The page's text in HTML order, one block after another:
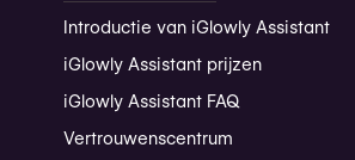
Introductie van iGlowly Assistant
iGlowly Assistant prijzen
iGlowly Assistant FAQ
Vertrouwenscentrum